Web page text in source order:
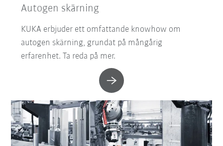
Autogen skärning
KUKA erbjuder ett omfattande knowhow om
autogen skärning, grundat på mångårig
erfarenhet. Ta reda på mer.